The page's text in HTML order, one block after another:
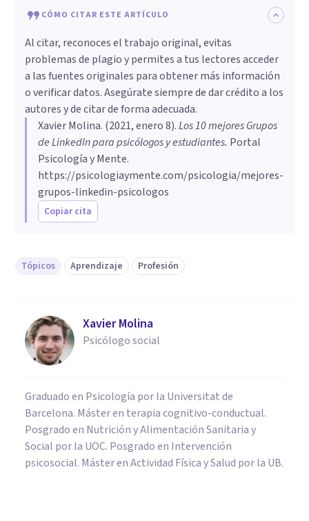
CÓMO CITAR ESTE ARTÍCULO
Al citar, reconoces el trabajo original, evitas
problemas de plagio y permites a tus lectores acceder
a las fuentes originales para obtener más información
o verificar datos. Asegúrate siempre de dar crédito a los
autores y de citar de forma adecuada.
Xavier Molina. (2021, enero 8).Los 10 mejores Grupos
de LinkedIn para psicólogos y estudiantes. Portal
Psicología y Mente.
https://psicologiaymente.com/psicologia/mejores-
grupos-linkedin-psicologos
Copiar cita
Tópicos Aprendizaje Profesión
Xavier Molina
Psicólogo social
Graduado en Psicología por la Universitat de
Barcelona. Máster en terapia cognitivo-conductual.
Posgrado en Nutrición y Alimentación Sanitaria y
Social por la UOC. Posgrado en Intervención
psicosocial. Máster en Actividad Física y Salud por la UB.